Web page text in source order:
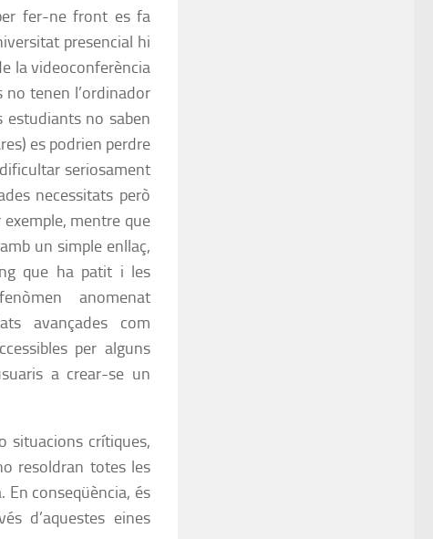
fer-ne front es fa
presencial hi
la videoconferència
no tenen l’ordinador
estudiants no saben
es podrien perdre
seriosament
necessitats però
mentre que
un simple enllaç,
que ha patit i les
anomenat
avançades com
per alguns
a crear-se un
situacions crítiques,
resoldran totes les
En conseqüència, és
d’aquestes eines